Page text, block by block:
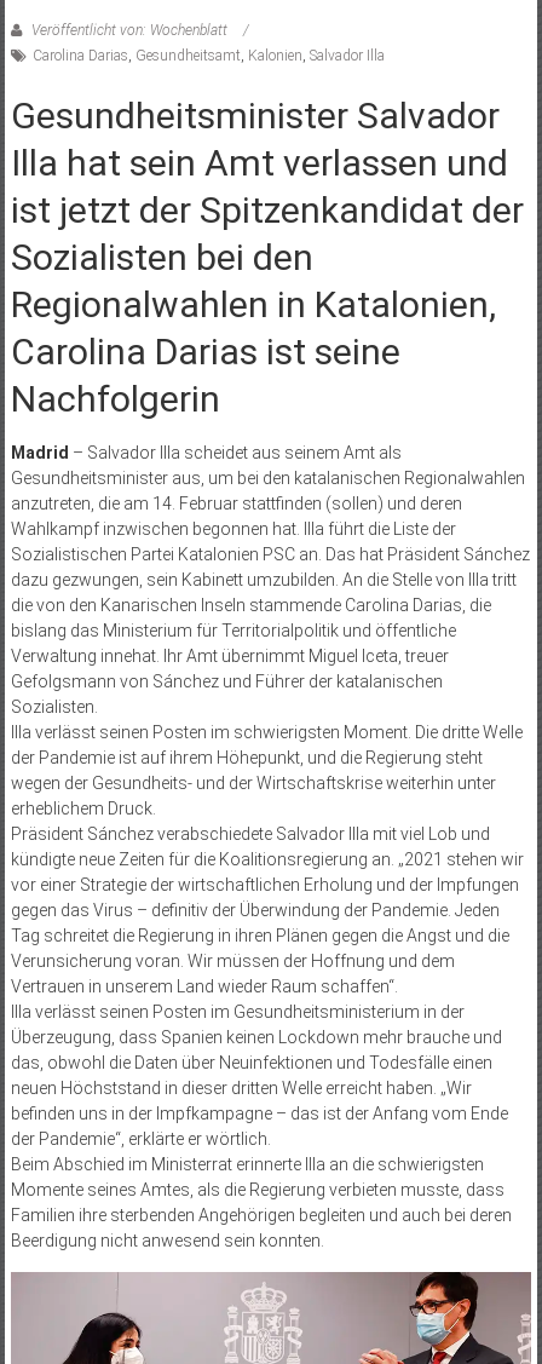
Veröffentlicht von: Wochenblatt
Carolina Darias Gesundheitsamt Kalonien Salvador Illa
Gesundheitsminister Salvador
Illa hat sein Amt verlassen und
ist jetzt der Spitzenkandidat der
Sozialisten bei den
Regionalwahlen in Katalonien,
Carolina Darias ist seine
Nachfolgerin
Madrid – Salvador Illa scheidet aus seinem Amt als
Gesundheitsminister aus, um bei den katalanischen Regionalwahlen
anzutreten, die am 14. Februar stattfinden (sollen) und deren
Wahlkampf inzwischen begonnen hat. Illa führt die Liste der
Sozialistischen Partei Katalonien PSC an. Das hat Präsident Sánchez
dazu gezwungen, sein Kabinett umzubilden. An die Stelle von Illa tritt
die von den Kanarischen Inseln stammende Carolina Darias, die
bislang das Ministerium für Territorialpolitik und öffentliche
Verwaltung innehat. Ihr Amt übernimmt Miguel Iceta, treuer
Gefolgsmann von Sánchez und Führer der katalanischen
Sozialisten.
Illa verlässt seinen Posten im schwierigsten Moment. Die dritte Welle
der Pandemie ist auf ihrem Höhepunkt, und die Regierung steht
wegen der Gesundheits- und der Wirtschaftskrise weiterhin unter
erheblichem Druck.
Präsident Sánchez verabschiedete Salvador Illa mit viel Lob und
kündigte neue Zeiten für die Koalitionsregierung an. „2021 stehen wir
vor einer Strategie der wirtschaftlichen Erholung und der Impfungen
gegen das Virus – definitiv der Überwindung der Pandemie. Jeden
Tag schreitet die Regierung in ihren Plänen gegen die Angst und die
Verunsicherung voran. Wir müssen der Hoffnung und dem
Vertrauen in unserem Land wieder Raum schaffen“.
Illa verlässt seinen Posten im Gesundheitsministerium in der
Überzeugung, dass Spanien keinen Lockdown mehr brauche und
das, obwohl die Daten über Neuinfektionen und Todesfälle einen
neuen Höchststand in dieser dritten Welle erreicht haben. „Wir
befinden uns in der Impfkampagne – das ist der Anfang vom Ende
der Pandemie“, erklärte er wörtlich.
Beim Abschied im Ministerrat erinnerte Illa an die schwierigsten
Momente seines Amtes, als die Regierung verbieten musste, dass
Familien ihre sterbenden Angehörigen begleiten und auch bei deren
Beerdigung nicht anwesend sein konnten.